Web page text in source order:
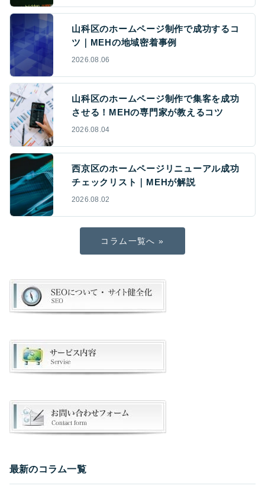
山科区のホームページ制作で成功するコ
ツ｜MEHの地域密着事例
2026.08.06
山科区のホームページ制作で集客を成功
させる！MEHの専門家が教えるコツ
2026.08.04
西京区のホームページリニューアル成功
チェックリスト｜MEHが解説
2026.08.02
コラム一覧へ »
最新のコラム一覧